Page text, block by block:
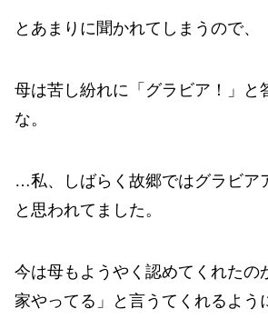
とあまりに聞かれてしまうので、
母は苦し紛れに「グラビア！」と
な。
…私、しばらく故郷ではグラビア
と思われてました。
今は母もようやく認めてくれたの
家やってる」と言うてくれるよう